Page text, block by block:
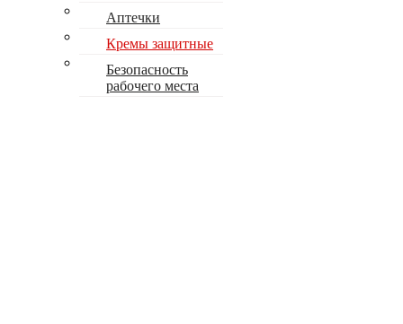
Аптечки
Кремы защитные
Безопасность
рабочего места